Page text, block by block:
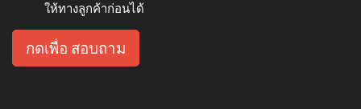
ให้ทางลูกค้าก่อนได้
กดเพื่อ สอบถาม